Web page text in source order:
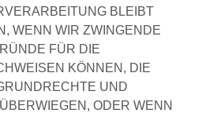
BLEIBT
WENN WIR ZWINGENDE
FÜR DIE
KÖNNEN, DIE
UND
ODER WENN